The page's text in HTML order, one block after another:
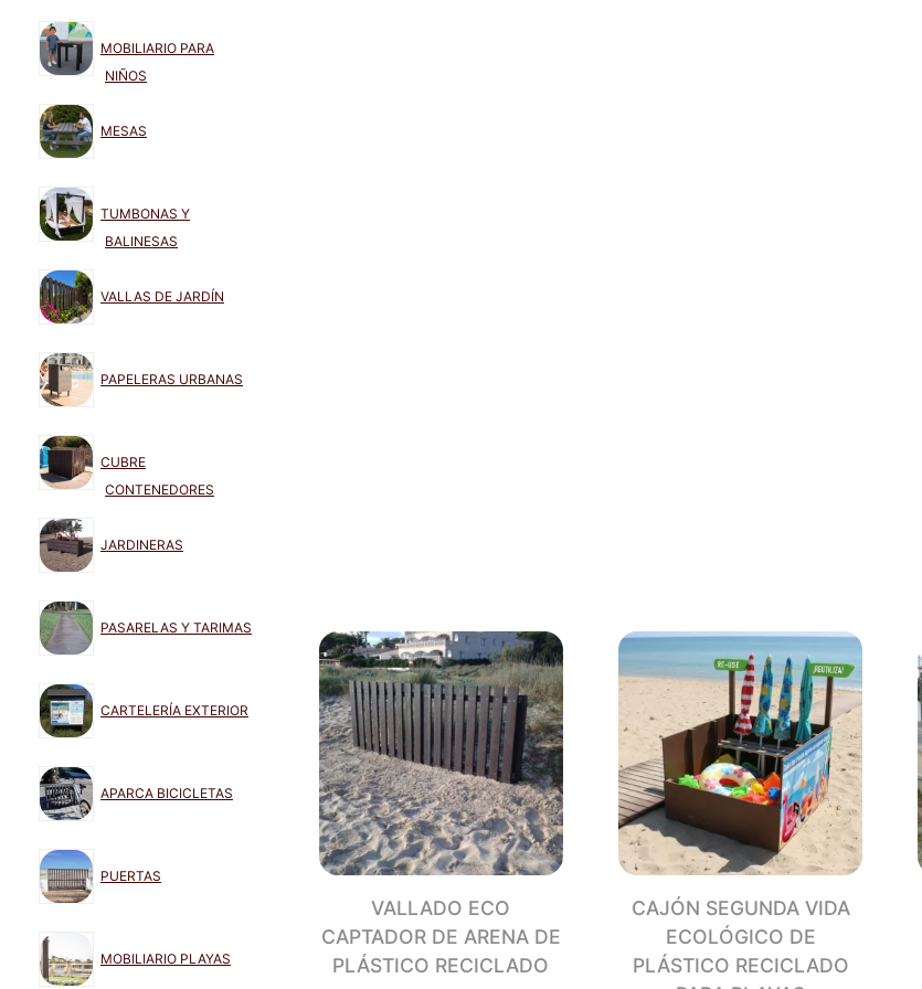
VALLADO ECO
CAPTADOR DE ARENA DE
PLÁSTICO RECICLADO
CAJÓN SEGUNDA VIDA
ECOLÓGICO DE
PLÁSTICO RECICLADO
MOBILIARIO PARA
NIÑOS
MESAS
TUMBONAS Y
BALINESAS
VALLAS DE JARDÍN
PAPELERAS URBANAS
CUBRE
CONTENEDORES
JARDINERAS
PASARELAS Y TARIMAS
CARTELERÍA EXTERIOR
APARCA BICICLETAS
PUERTAS
MOBILIARIO PLAYAS